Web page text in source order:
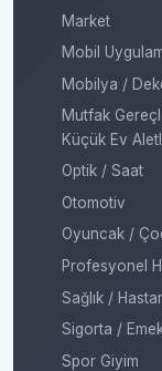
Market
Mobil
Mobilya /
Mutfak
Küçük Ev
Optik / Saat
Otomotiv
Oyuncak /
Profesyonel
Sağlık /
Sigorta /
Spor Giyim